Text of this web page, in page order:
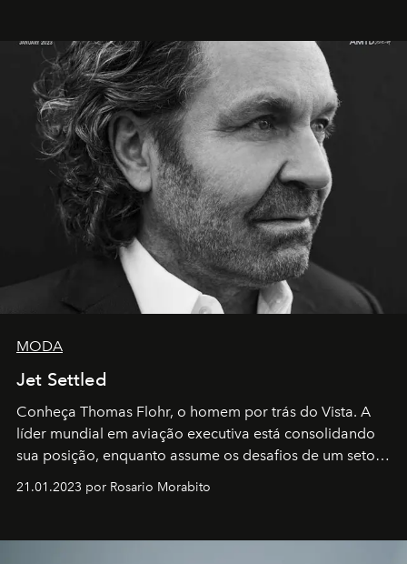
MODA
Jet Settled
Conheça Thomas Flohr, o homem por trás do Vista. A
líder mundial em aviação executiva está consolidando
sua posição, enquanto assume os desafios de um setor
em rápida evolução e redefinindo o conceito de luxo
21.01.2023 por Rosario Morabito